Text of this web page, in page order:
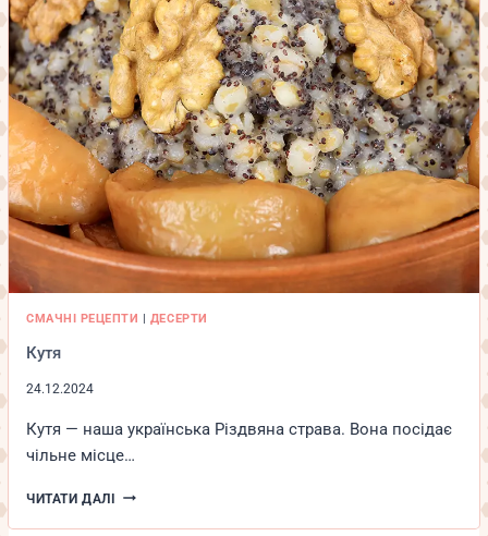
СМАЧНІ РЕЦЕПТИ | ДЕСЕРТИ
Кутя
24.12.2024
Кутя — наша українська Різдвяна страва. Вона посідає
чільне місце…
ЧИТАТИ ДАЛІ КУТЯ